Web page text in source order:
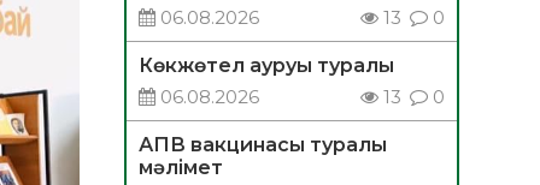
06.08.2026
13 0
Көкжөтел ауруы туралы
06.08.2026
13 0
АПВ вакцинасы туралы
мәлімет